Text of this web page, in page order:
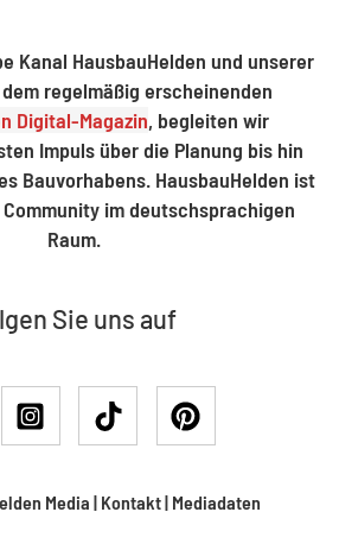
Kanal HausbauHelden und unserer
regelmäßig erscheinenden
Digital-Magazin, begleiten wir
Impuls über die Planung bis hin
Bauvorhabens. HausbauHelden ist
Community im deutschsprachigen
Raum.
Sie uns auf
Media | Kontakt| Mediadaten